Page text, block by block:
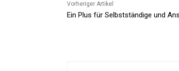
Vorheriger Artikel
Ein Plus für Selbstständige und